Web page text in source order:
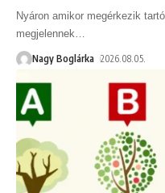
Nyáron amikor megérkezik
megjelennek…
Nagy Boglárka 2026.08.05.